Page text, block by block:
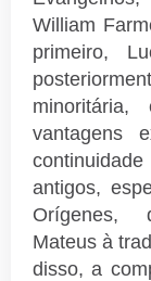
William
primeiro,
vantagens
antigos,
Orígenes,
Mateus à
disso, a